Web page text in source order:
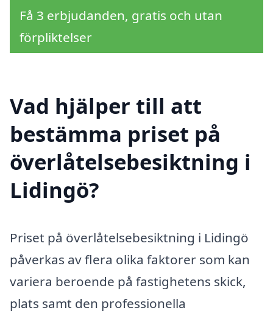
Få 3 erbjudanden, gratis och utan
förpliktelser
Vad hjälper till att
bestämma priset på
överlåtelsebesiktning i
Lidingö?
Priset på överlåtelsebesiktning i Lidingö
påverkas av flera olika faktorer som kan
variera beroende på fastighetens skick,
plats samt den professionella